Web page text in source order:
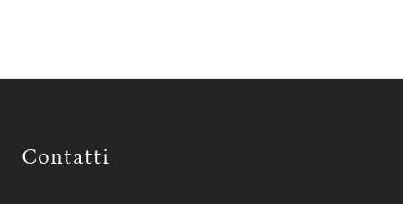
Contatti